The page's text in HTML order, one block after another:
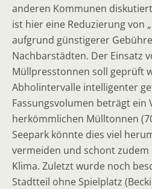
anderen Kommunen
ist hier eine Reduzierung von
aufgrund günstigerer
Nachbarstädten. Der Einsatz
Müllpresstonnen soll geprüft
Abholintervalle intelligenter
Fassungsvolumen beträgt ein
herkömmlichen Mülltonnen
Seepark könnte dies viel
vermeiden und schont
Klima. Zuletzt wurde noch
Stadtteil ohne Spielplatz